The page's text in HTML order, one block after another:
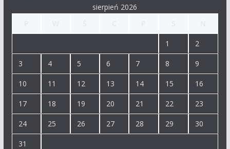
sierpień 2026
1 2
3 4 5 6 7 8 9
10 11 12 13 14 15 16
17 18 19 20 21 22 23
24 25 26 27 28 29 30
31